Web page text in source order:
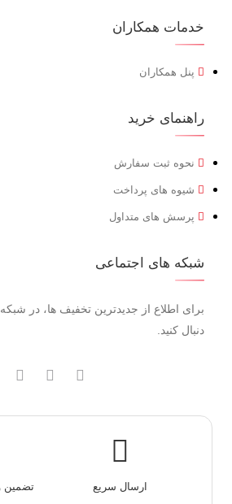
خدمات همکاران
پنل همکاران
راهنمای خرید
نحوه ثبت سفارش
شیوه های پرداخت
پرسش های متداول
شبکه های اجتماعی
برای اطلاع از جدیدترین تخفیف ها، در
دنبال کنید.
ارسال سریع تضمین